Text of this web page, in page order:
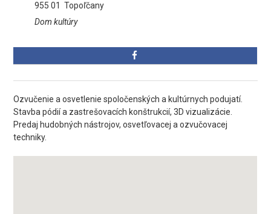
955 01 Topoľčany
Dom kultúry
Ozvučenie a osvetlenie spoločenských a kultúrnych podujatí.
Stavba pódií a zastrešovacích konštrukcií, 3D vizualizácie.
Predaj hudobných nástrojov, osvetľovacej a ozvučovacej
techniky.